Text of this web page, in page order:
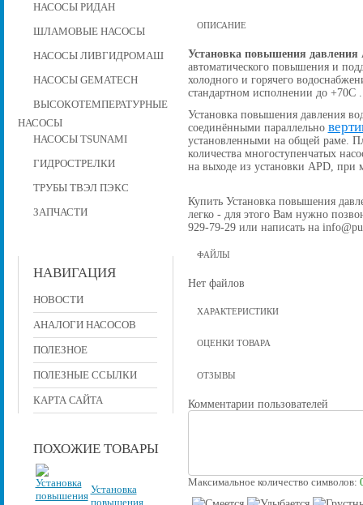
НАСОСЫ РИДАН
ШЛАМОВЫЕ НАСОСЫ
НАСОСЫ ЛИВГИДРОМАШ
НАСОСЫ GEMATECH
ВЫСОКОТЕМПЕРАТУРНЫЕ
НАСОСЫ
НАСОСЫ TSUNAMI
ГИДРОСТРЕЛКИ
ТРУБЫ ТВЭЛ ПЭКС
ЗАПЧАСТИ
НАВИГАЦИЯ
НОВОСТИ
АНАЛОГИ НАСОСОВ
ПОЛЕЗНОЕ
ПОЛЕЗНЫЕ ССЫЛКИ
КАРТА САЙТА
ПОХОЖИЕ ТОВАРЫ
Установка
повышения
ОПИСАНИЕ
Установка повышения давления
автоматического повышения и
холодного и горячего
стандартном исполнении до +70С .
Установка повышения давления
соединёнными параллельно
установленными на общей раме.
количества многоступенчатых
на выходе из установки APD,
Купить Установка повышения
легко - для этого Вам нужно
929-79-29 или написать на
ФАЙЛЫ
Нет файлов
ХАРАКТЕРИСТИКИ
ОЦЕНКИ ТОВАРА
ОТЗЫВЫ
Комментарии пользователей
Максимальное количество символов: